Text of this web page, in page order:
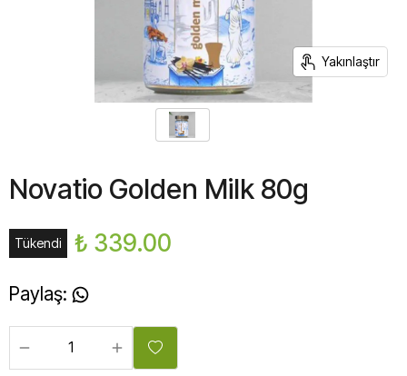
Yakınlaştır
Novatio Golden Milk 80g
Tükendi ₺ 339.00
Paylaş: